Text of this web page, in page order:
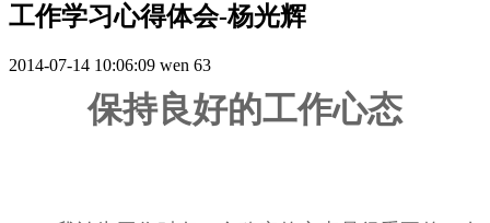
工作学习心得体会-杨光辉
2014-07-14 10:06:09 wen 63
保持良好的工作心态